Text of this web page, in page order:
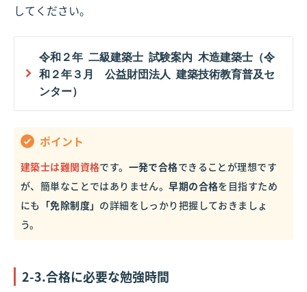
してください。
令和２年 二級建築士 試験案内 木造建築士（令
和２年３月 公益財団法人 建築技術教育普及セ
ンター）
ポイント
建築士は難関資格です。 一発で合格できることが理想です
が、簡単なことではありません。早期の合格を目指すため
にも 「免除制度」 の詳細をしっかり把握しておきましょ
う。
2-3.合格に必要な勉強時間